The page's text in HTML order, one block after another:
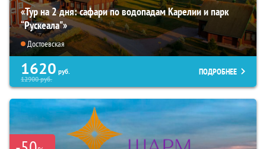
«Тур на 2 дня: сафари по водопадам Карелии и парк
“Рускеала"»
Достоевская
1620 руб.
12900руб.
ПОДРОБНЕЕ